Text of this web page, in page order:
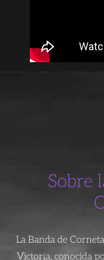
Sobre
La Banda de
Victoria, conocida